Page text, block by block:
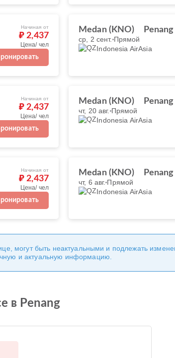
Начиная от
₽ 2,437
Цена/ чел
Medan (KNO)
ср, 2 сент. Прямой
Indonesia AirAsia
Начиная от
₽ 2,437
Цена/ чел
Medan (KNO)
чт, 20 авг. Прямой
Indonesia AirAsia
Начиная от
₽ 2,437
Цена/ чел
Medan (KNO)
чт, 6 авг. Прямой
Indonesia AirAsia
могут быть неактуальными и подлежать
и актуальную информацию.
в Penang